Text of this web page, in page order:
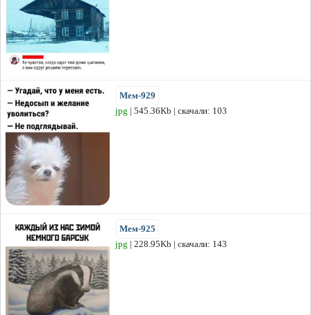
Мем-929
jpg | 545.36Kb | скачали: 103
Мем-925
jpg | 228.95Kb | скачали: 143